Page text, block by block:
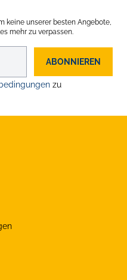
keine unserer besten Angebote,
mehr zu verpassen.
ABONNIEREN
zu